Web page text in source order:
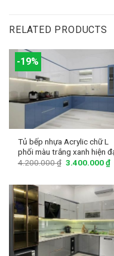
RELATED PRODUCTS
-19%
Tủ bếp nhựa Acrylic chữ L
phối màu trắng xanh hiện
4.200.000₫ 3.400.000₫